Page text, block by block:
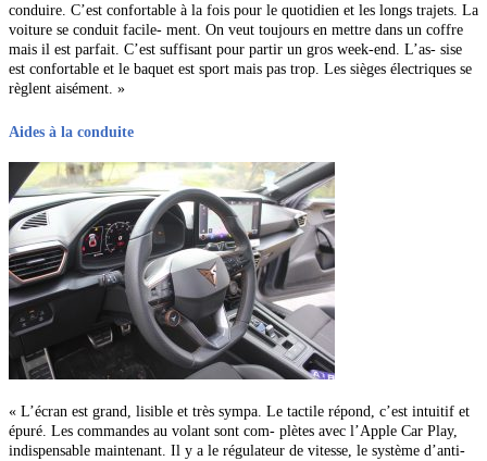
conduire. C’est confortable à la fois pour le quotidien et les longs trajets. La
voiture se conduit facile- ment. On veut toujours en mettre dans un coffre
mais il est parfait. C’est suffisant pour partir un gros week-end. L’as- sise
est confortable et le baquet est sport mais pas trop. Les sièges électriques se
règlent aisément. »
Aides à la conduite
« L’écran est grand, lisible et très sympa. Le tactile répond, c’est intuitif et
épuré. Les commandes au volant sont com- plètes avec l’Apple Car Play,
indispensable maintenant. Il y a le régulateur de vitesse, le système d’anti-